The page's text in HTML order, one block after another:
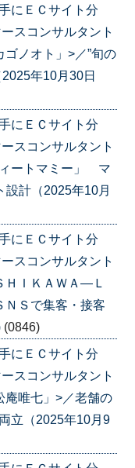
にＥＣサイト分
スコンサルタント
ノオト」>／”旬の
年10月30日
にＥＣサイト分
スコンサルタント
ートマミー」 マ
設計（2025年10月
にＥＣサイト分
スコンサルタント
ＩＫＡＷＡ―Ｌ
Ｓで集客・接客
(0846)
にＥＣサイト分
スコンサルタント
唯七」>／老舗の
立（2025年10月9